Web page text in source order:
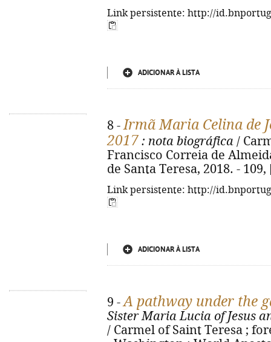
Link persistente: http://
ADICIONAR À LISTA
8 -Irmã Maria Celina de
2017 : nota biográfica /
Francisco Correia de
de Santa Teresa, 2018. -
Link persistente: http://
ADICIONAR À LISTA
9 -A pathway under the
Sister Maria Lucia of Jesus
/ Carmel of Saint Teresa ;